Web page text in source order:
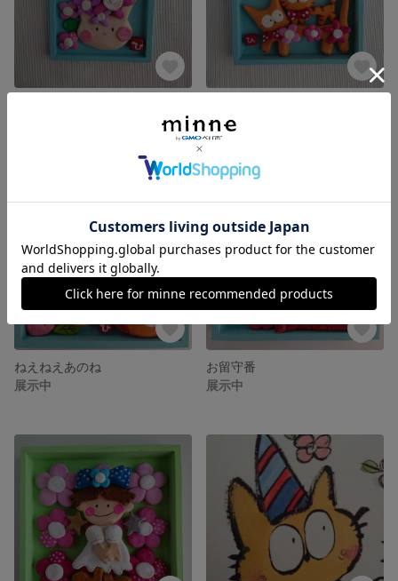
展示中
ねえねえあのね
展示中
お留守番
展示中